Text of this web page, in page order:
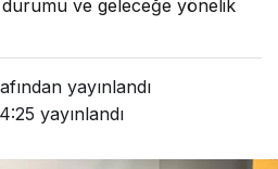
ve geleceğe yönelik
yayınlandı
yayınlandı